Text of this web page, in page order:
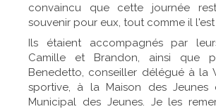
convaincu que cette journée
souvenir pour eux, tout comme il
Ils étaient accompagnés par
Camille et Brandon, ainsi que
Benedetto, conseiller délégué à la
sportive, à la Maison des Jeunes
Municipal des Jeunes. Je les